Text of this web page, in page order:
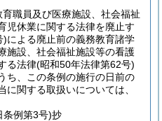
職員及び医療施設、社会福祉
児休業に関する法律を廃止す
)による廃止前の義務教育諸学
施設、社会福祉施設等の看護
る法律(昭和50年法律第62号)
ち、この条例の施行の日前の
関する取扱いについては、
条例第3号)抄